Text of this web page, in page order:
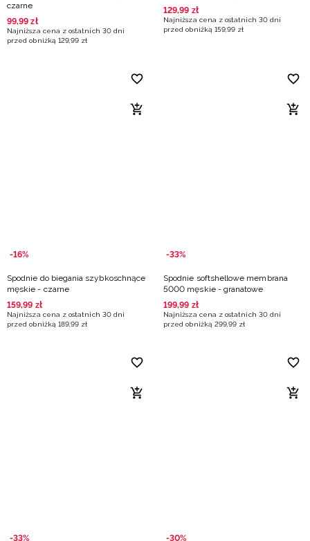
czarne
99,99 zł
Najniższa cena z ostatnich 30 dni
przed obniżką 129,99 zł
129,99 zł
Najniższa cena z ostatnich 30 dni
przed obniżką 159,99 zł
-16%
Spodnie do biegania szybkoschnące
męskie - czarne
159,99 zł
Najniższa cena z ostatnich 30 dni
przed obniżką 189,99 zł
-33%
Spodnie softshellowe membrana
5000 męskie - granatowe
199,99 zł
Najniższa cena z ostatnich 30 dni
przed obniżką 299,99 zł
-33% -30%